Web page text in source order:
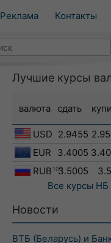
Реклама Контакты
Лучшие курсы
валюта сдать
USD 2.9455
EUR
3.4005
RUB 1003.5005
Все курсы НБ
Новости
ВТБ (Беларусь) и